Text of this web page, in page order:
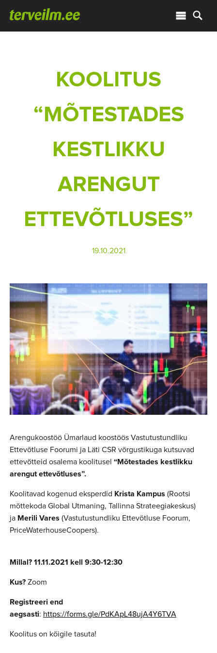
KOOLITUS
“MÕTESTADES
KESTLIKKU
ARENGUT
ETTEVÕTLUSES”
19.10.2021
Arengukoostöö Ümarlaud koostöös Vastutustundliku
Ettevõtluse Foorumi ja Läti CSR võrgustikuga kutsuvad
ettevõtteid osalema koolitusel “Mõtestades kestlikku
arengut ettevõtluses”.
Koolitavad kogenud eksperdid Krista Kampus (Rootsi
mõttekoda Global Utmaning, Tallinna Strateegiakeskus)
ja Merili Vares (Vastutustundliku Ettevõtluse Foorum,
PriceWaterhouseCoopers).
Millal? 11.11.2021 kell 9:30-12:30
Kus? Zoom
Registreeri end
aegsasti: https://forms.gle/PdKApL48ujA4Y6TVA
Koolitus on kõigile tasuta!